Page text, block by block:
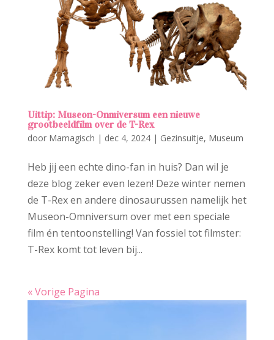
Uittip: Museon-Onmiversum een nieuwe
grootbeeldfilm over de T-Rex
door Mamagisch | dec 4, 2024| Gezinsuitje, Museum
Heb jij een echte dino-fan in huis? Dan wil je
deze blog zeker even lezen! Deze winter nemen
de T-Rex en andere dinosaurussen namelijk het
Museon-Omniversum over met een speciale
film én tentoonstelling! Van fossiel tot filmster:
T-Rex komt tot leven bij...
« Vorige Pagina